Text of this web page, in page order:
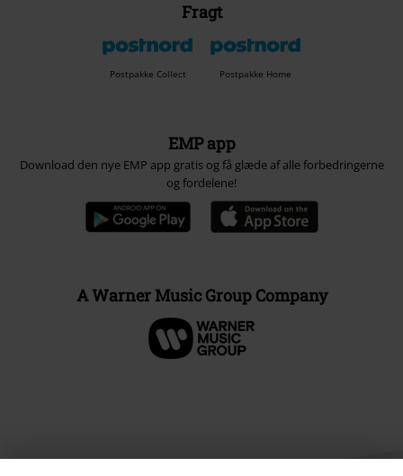
Fragt
Postpakke Collect Postpakke Home
EMP app
Download den nye EMP app gratis og få glæde af alle forbedringerne
og fordelene!
A Warner Music Group Company